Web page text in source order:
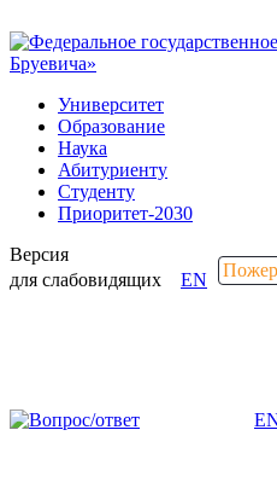
Университет
Образование
Наука
Абитуриенту
Студенту
Приоритет-2030
Версия
для слабовидящих
EN